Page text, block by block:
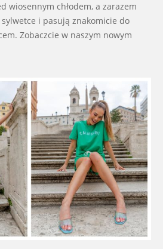
wiosennym chłodem, a zarazem
i pasują znakomicie do
Zobaczcie w naszym nowym